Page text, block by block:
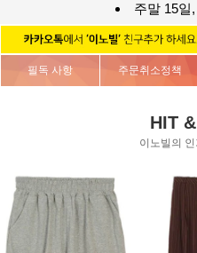
주말 15일
필독 사항 주문취소정책
HIT &
이노빌의